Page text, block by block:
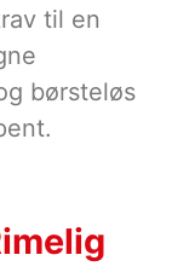
til en
børsteløs